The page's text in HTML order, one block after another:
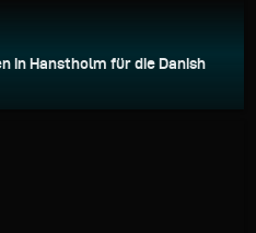
in Hanstholm für die Danish